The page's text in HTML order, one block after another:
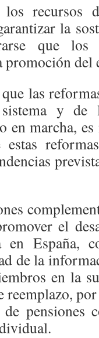
recursos
la
que los
promoción del
las
y de
en marcha,
el
en España,
de la
en la
reemplazo,
pensiones